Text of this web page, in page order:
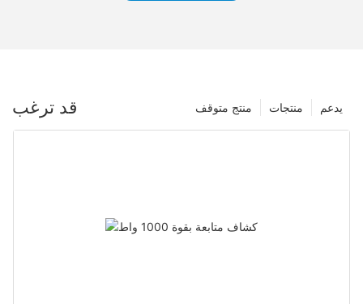
قد ترغب يدعم منتجات منتج متوقف